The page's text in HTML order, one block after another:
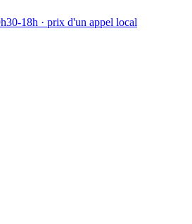
18h · prix d'un appel local